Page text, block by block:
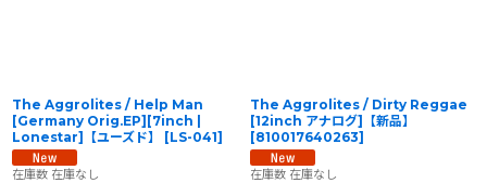
The Aggrolites / Help Man
[Germany Orig.EP][7inch |
Lonestar]【ユーズド】
[LS-041]
在庫数 在庫なし
The Aggrolites / Dirty Reggae
[12inch アナログ]【新品】
[810017640263]
在庫数 在庫なし